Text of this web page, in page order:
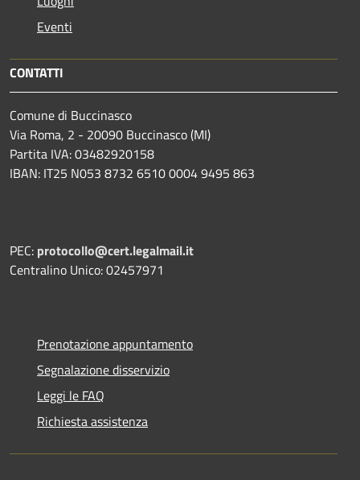
Eventi
CONTATTI
Comune di Buccinasco
Via Roma, 2 - 20090 Buccinasco (MI)
Partita IVA: 03482920158
IBAN: IT25 N053 8732 6510 0004 9495 863
PEC: protocollo@cert.legalmail.it
Centralino Unico: 02457971
Prenotazione appuntamento
Segnalazione disservizio
Leggi le FAQ
Richiesta assistenza